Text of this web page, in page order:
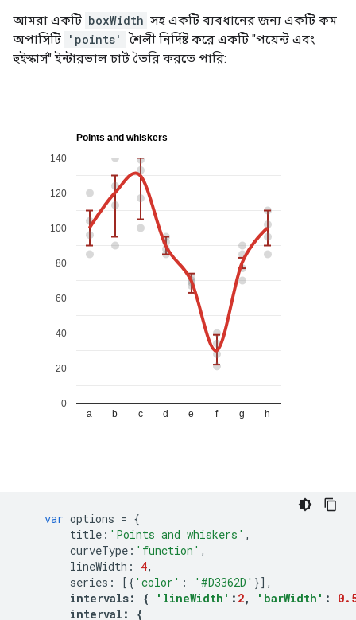
আমরা একটি boxWidth সহ একটি ব্যবধানের জন্য একটি কম
অপাসিটি 'points'
শৈলী নির্দিষ্ট করে একটি "পয়েন্ট এবং
হুইস্কার্স" ইন্টারভাল চার্ট তৈরি করতে পারি:
var options = {
title : 'Points and whiskers' ,
curveType : 'function' ,
lineWidth : 4,
series : [{ 'color' : '#D3362D' }],
intervals: { 'lineWidth' : 2, 'barWidth' :
interval : {